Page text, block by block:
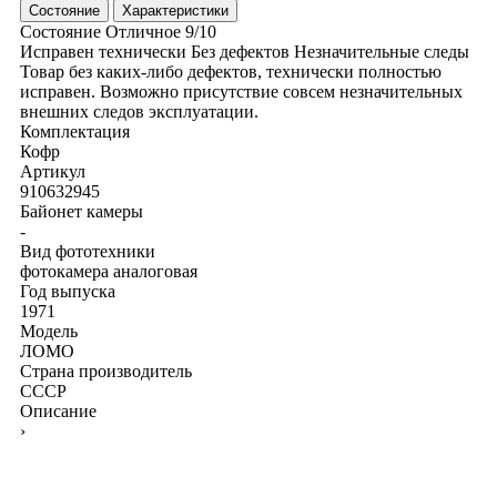
Состояние Характеристики
Состояние Отличное 9/10
Исправен технически Без дефектов Незначительные следы
Товар без каких-либо дефектов, технически полностью
исправен. Возможно присутствие совсем незначительных
внешних следов эксплуатации.
Комплектация
Кофр
Артикул
910632945
Байонет камеры
-
Вид фототехники
фотокамера аналоговая
Год выпуска
1971
Модель
ЛОМО
Страна производитель
СССР
Описание
›